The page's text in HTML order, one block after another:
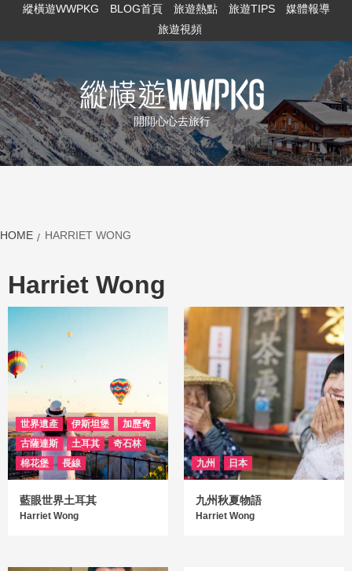
縱橫遊WWPKG BLOG首頁 旅遊熱點 旅遊TIPS
媒體報導
旅遊視頻
開開心心去旅行
HOME HARRIET WONG
Harriet Wong
世界遺產 伊斯坦堡
加歷奇
古薩達斯
土耳其
奇石林
棉花堡
長線
藍眼世界土耳其
Harriet Wong
九州 日本
九州秋夏物語
Harriet Wong